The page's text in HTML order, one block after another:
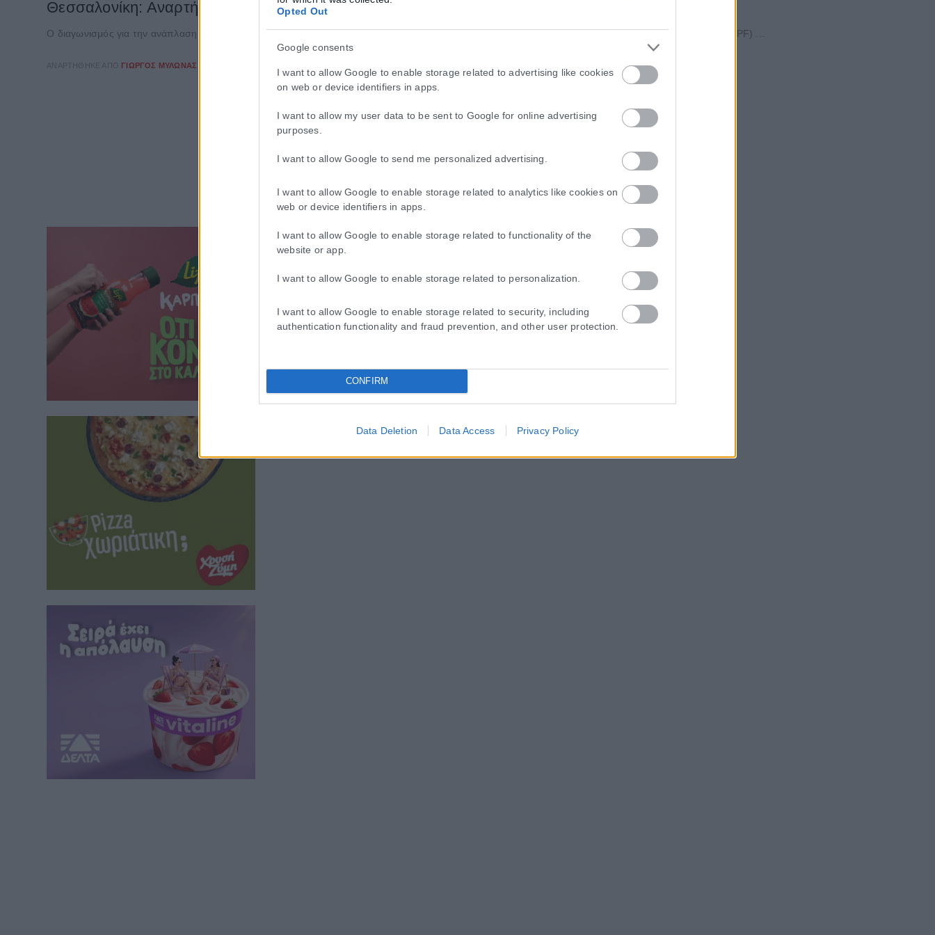
Opted Out
Google consents
I want to allow Google to enable storage related to advertising like cookies
on web or device identifiers in apps.
I want to allow my user data to be sent to Google for online advertising
purposes.
I want to allow Google to send me personalized advertising.
I want to allow Google to enable storage related to analytics like cookies on
web or device identifiers in apps.
I want to allow Google to enable storage related to functionality of the
website or app.
I want to allow Google to enable storage related to personalization.
I want to allow Google to enable storage related to security, including
authentication functionality and fraud prevention, and other user protection.
CONFIRM
Data Deletion Data Access Privacy Policy
Θεσσαλονίκη: Αναρτήθηκε o διαγωνισμός για την ανάπλαση της ΔΕΘ
Ο διαγωνισμός για την ανάπλαση της ΔΕΘ- Helexpo αναρτήθηκε στην ιστοσελίδα της Μονάδας Στρατηγικών Συμβάσεων (Project Preparation Facility – PPF) ...
ΑΝΑΡΤΉΘΗΚΕ ΑΠΌ ΓΙΏΡΓΟΣ ΜΥΛΩΝΆΣ